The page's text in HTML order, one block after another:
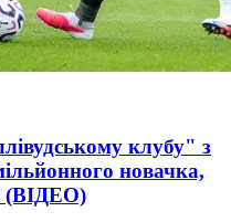
клубу" з
новачка,
(ВІДЕО)